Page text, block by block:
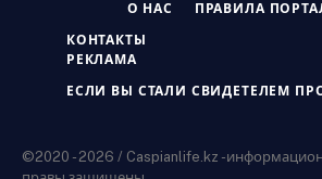
О НАС ПРАВИЛА
КОНТАКТЫ
РЕКЛАМА
ЕСЛИ ВЫ СТАЛИ СВИДЕТЕЛЕМ
©2020 - 2026 / Caspianlife.kz -